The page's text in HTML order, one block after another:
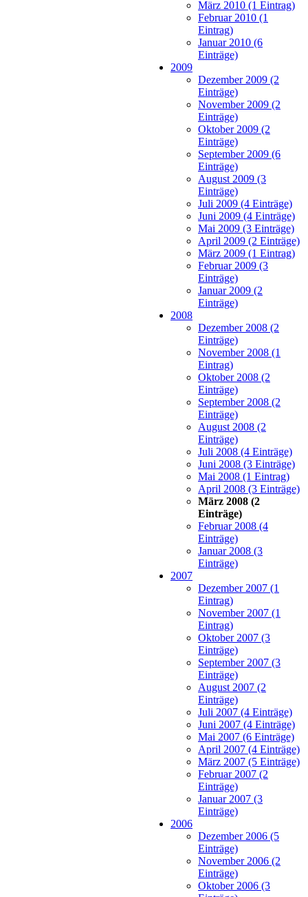
März 2010 (1 Eintrag)
Februar 2010 (1
Eintrag)
Januar 2010 (6
Einträge)
2009
Dezember 2009 (2
Einträge)
November 2009 (2
Einträge)
Oktober 2009 (2
Einträge)
September 2009 (6
Einträge)
August 2009 (3
Einträge)
Juli 2009 (4 Einträge)
Juni 2009 (4 Einträge)
Mai 2009 (3 Einträge)
April 2009 (2 Einträge)
März 2009 (1 Eintrag)
Februar 2009 (3
Einträge)
Januar 2009 (2
Einträge)
2008
Dezember 2008 (2
Einträge)
November 2008 (1
Eintrag)
Oktober 2008 (2
Einträge)
September 2008 (2
Einträge)
August 2008 (2
Einträge)
Juli 2008 (4 Einträge)
Juni 2008 (3 Einträge)
Mai 2008 (1 Eintrag)
April 2008 (3 Einträge)
März 2008 (2
Einträge)
Februar 2008 (4
Einträge)
Januar 2008 (3
Einträge)
2007
Dezember 2007 (1
Eintrag)
November 2007 (1
Eintrag)
Oktober 2007 (3
Einträge)
September 2007 (3
Einträge)
August 2007 (2
Einträge)
Juli 2007 (4 Einträge)
Juni 2007 (4 Einträge)
Mai 2007 (6 Einträge)
April 2007 (4 Einträge)
März 2007 (5 Einträge)
Februar 2007 (2
Einträge)
Januar 2007 (3
Einträge)
2006
Dezember 2006 (5
Einträge)
November 2006 (2
Einträge)
Oktober 2006 (3